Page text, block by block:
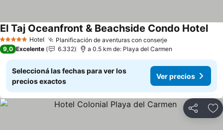
5 Estrellas Hotel Planificación de aventuras con conserje
El Taj Oceanfront & Beachside Condo Hotel
9,0 Excelente 6.332 a 0.5 km de: Playa del Carmen
Seleccioná las fechas para ver los
precios exactos
Ver precios
Compartir